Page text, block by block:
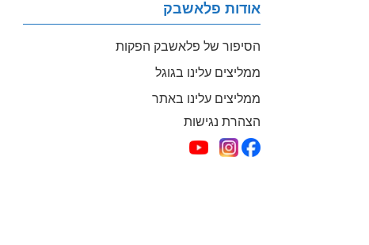
אודות פלאשבק
הסיפור של פלאשבק הפקות
ממליצים עלינו בגוגל
ממליצים עלינו באתר
הצהרת נגישות